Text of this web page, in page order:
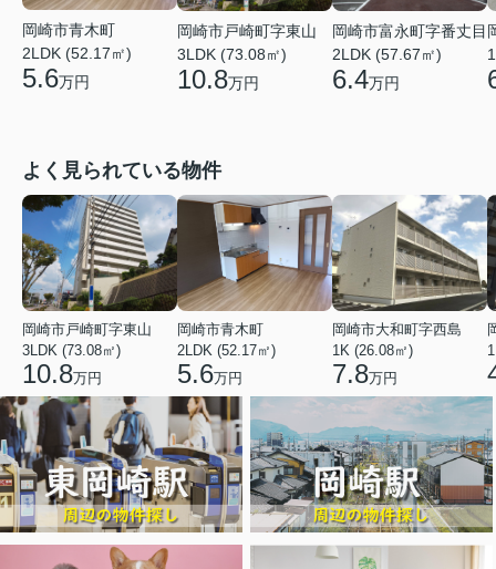
岡崎市青木町
2LDK (52.17㎡)
5.6万円
岡崎市戸崎町字東山
3LDK (73.08㎡)
10.8万円
岡崎市富永町字番丈目
2LDK (57.67㎡)
6.4万円
よく見られている物件
岡崎市戸崎町字東山
3LDK (73.08㎡)
10.8万円
岡崎市青木町
2LDK (52.17㎡)
5.6万円
岡崎市大和町字西島
1K (26.08㎡)
7.8万円